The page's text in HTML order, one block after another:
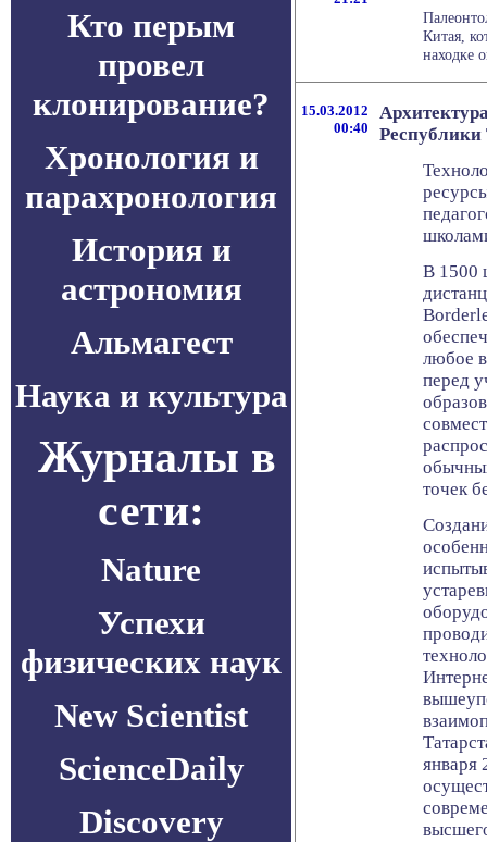
Кто перым
провел
клонирование?
Хронология и
парахронология
История и
астрономия
Альмагест
Наука и культура
Журналы в
сети:
Nature
Успехи
физических наук
New Scientist
ScienceDaily
Discovery
Китая,
находке
15.03.2012
00:40
Республики
В 1500
любое
перед
точек
января